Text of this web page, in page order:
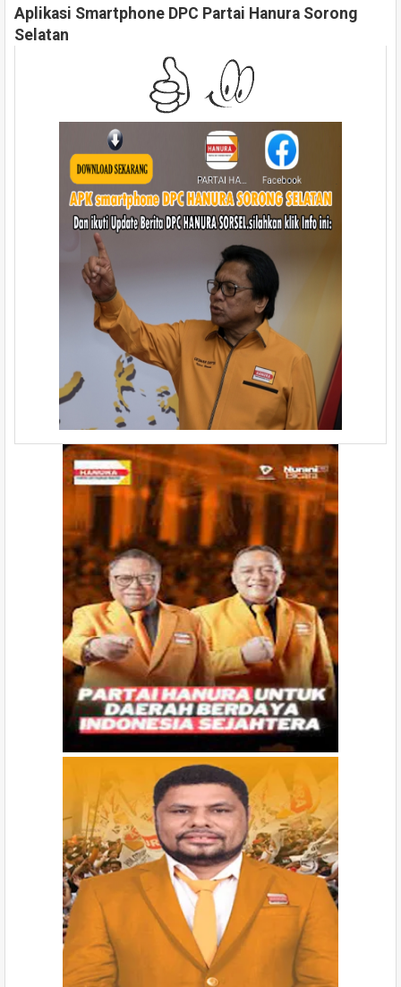
Aplikasi Smartphone DPC Partai Hanura Sorong
Selatan